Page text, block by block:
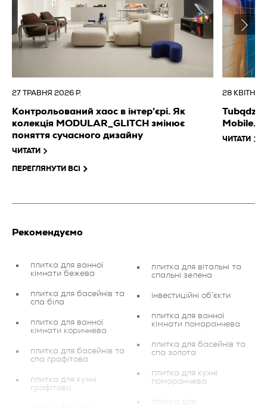
27 ТРАВНЯ 2026 Р.
Контрольований хаос в інтер'єрі. Як
колекція MODULAR_GLITCH змінює
поняття сучасного дизайну
ЧИТАТИ
28 КВІТНЯ
Tubądzin
ЧИТАТИ
ПЕРЕГЛЯНУТИ ВСІ
Рекомендуємо
плитка для ванної
кімнати бежева
плитка для басейнів та
спа біла
плитка для ванної
кімнати коричнева
плитка для басейнів та
спа графітова
плитка для кухні
графітова
плитка для вітальні та
спальні зелена
інвестиційні об’єкти
плитка для ванної
кімнати помаранчева
плитка для басейнів та
спа золота
плитка для кухні
помаранчева
плитка для